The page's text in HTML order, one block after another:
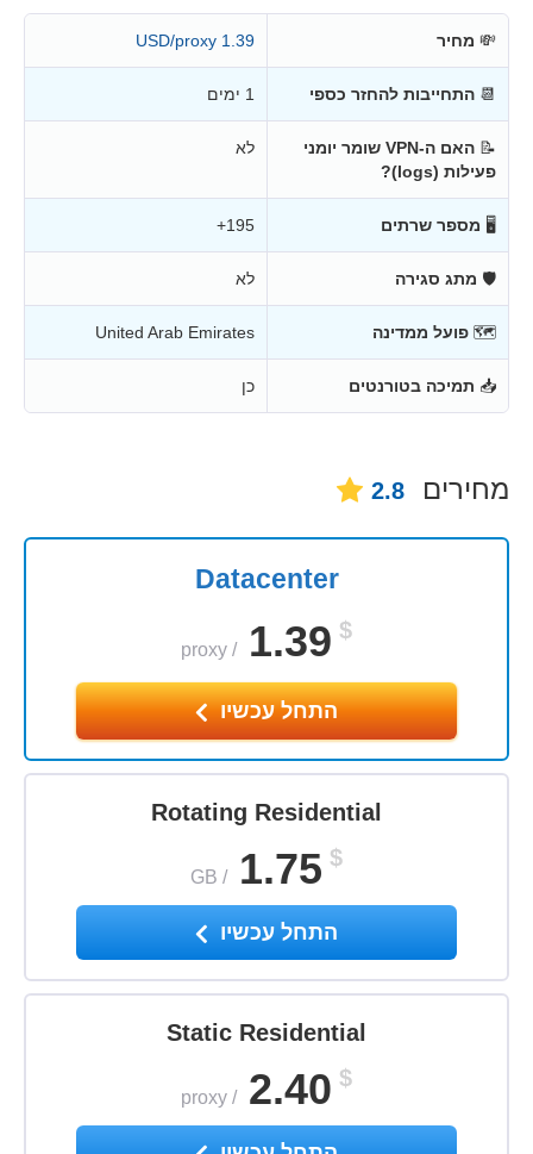
💸 מחיר 1.39 USD/proxy
📆 התחייבות להחזר כספי 1 ימים
📝
האם ה-VPN שומר יומני
פעילות (logs)?
לא
🖥 מספר שרתים 195+
🛡 מתג סגירה לא
🗺 פועל ממדינה United Arab Emirates
📥 תמיכה בטורנטים כן
מחירים 2.8
Datacenter
$
1.39
/
proxy
התחל עכשיו
Rotating Residential
$
1.75
/
GB
התחל עכשיו
Static Residential
$
2.40
/
proxy